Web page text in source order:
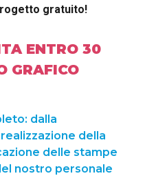
gratuito!
ENTRO 30
GRAFICO
dalla
della
delle stampe
nostro personale